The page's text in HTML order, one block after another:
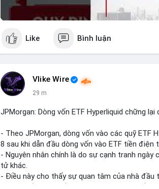
Like Bình luận
Vlike Wire
29 m
JPMorgan: Dòng vốn ETF Hyperliquid chững lại
- Theo JPMorgan, dòng vốn vào các quỹ ETF
8 sau khi dẫn đầu dòng vốn vào ETF tiền điện
- Nguyên nhân chính là do sự cạnh tranh
tử khác.
- Điều này cho thấy sự quan tâm của nhà